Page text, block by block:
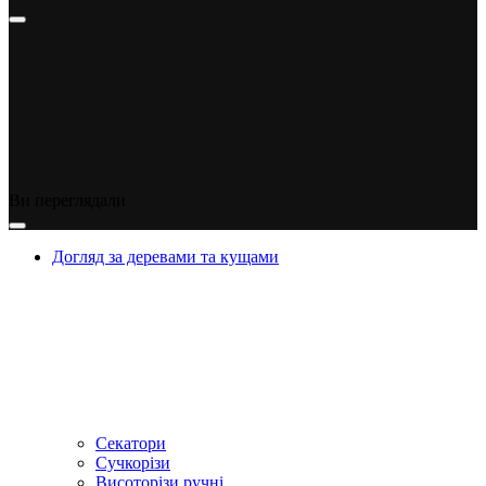
Догляд за деревами та кущами
Секатори
Сучкорізи
Висоторізи ручні